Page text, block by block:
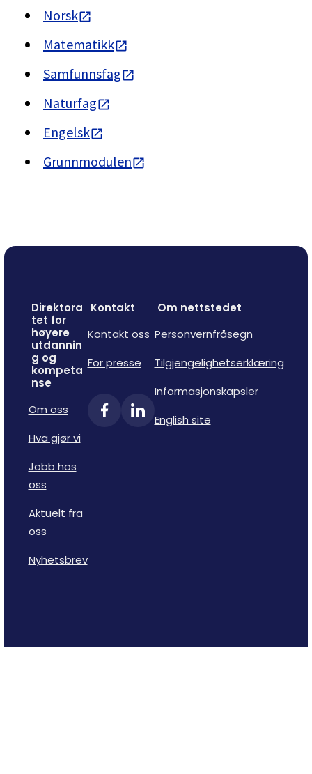
Norsk
Matematikk
Samfunnsfag
Naturfag
Engelsk
Grunnmodulen
Direktora
tet for
høyere
utdannin
g og
kompeta
nse
Om oss
Hva gjør vi
Jobb hos
oss
Aktuelt fra
oss
Nyhetsbrev
Kontakt
Kontakt oss
For presse
Om nettstedet
Personvernfråsegn
Tilgjengelighetserklæring
Informasjonskapsler
English site